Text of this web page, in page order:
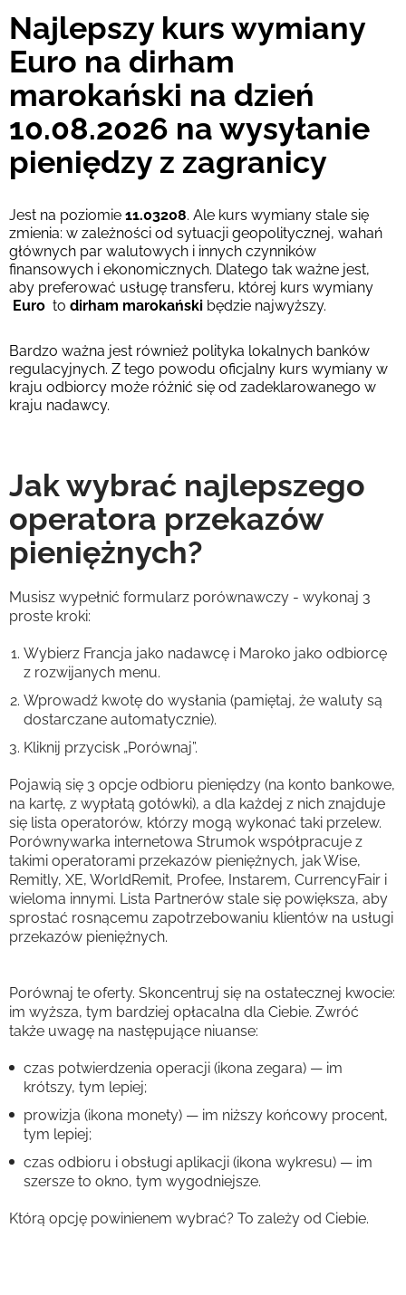
Najlepszy kurs wymiany
Euro na dirham
marokański na dzień
10.08.2026 na wysyłanie
pieniędzy z zagranicy
Jest na poziomie 11.03208. Ale kurs wymiany stale się
zmienia: w zależności od sytuacji geopolitycznej, wahań
głównych par walutowych i innych czynników
finansowych i ekonomicznych. Dlatego tak ważne jest,
aby preferować usługę transferu, której kurs wymiany
Euro to dirham marokański będzie najwyższy.
Bardzo ważna jest również polityka lokalnych banków
regulacyjnych. Z tego powodu oficjalny kurs wymiany w
kraju odbiorcy może różnić się od zadeklarowanego w
kraju nadawcy.
Jak wybrać najlepszego
operatora przekazów
pieniężnych?
Musisz wypełnić formularz porównawczy - wykonaj 3
proste kroki:
Wybierz Francja jako nadawcę i Maroko jako odbiorcę
z rozwijanych menu.
Wprowadź kwotę do wysłania (pamiętaj, że waluty są
dostarczane automatycznie).
Kliknij przycisk „Porównaj”.
Pojawią się 3 opcje odbioru pieniędzy (na konto bankowe,
na kartę, z wypłatą gotówki), a dla każdej z nich znajduje
się lista operatorów, którzy mogą wykonać taki przelew.
Porównywarka internetowa Strumok współpracuje z
takimi operatorami przekazów pieniężnych, jak Wise,
Remitly, XE, WorldRemit, Profee, Instarem, CurrencyFair i
wieloma innymi. Lista Partnerów stale się powiększa, aby
sprostać rosnącemu zapotrzebowaniu klientów na usługi
przekazów pieniężnych.
Porównaj te oferty. Skoncentruj się na ostatecznej kwocie:
im wyższa, tym bardziej opłacalna dla Ciebie. Zwróć
także uwagę na następujące niuanse:
czas potwierdzenia operacji (ikona zegara) — im
krótszy, tym lepiej;
prowizja (ikona monety) — im niższy końcowy procent,
tym lepiej;
czas odbioru i obsługi aplikacji (ikona wykresu) — im
szersze to okno, tym wygodniejsze.
Którą opcję powinienem wybrać? To zależy od Ciebie.